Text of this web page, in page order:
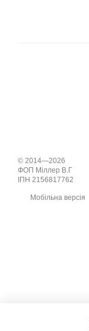
© 2014—2026
ФОП Міллер В.Г
ІПН 2156817762
Мобільна версія